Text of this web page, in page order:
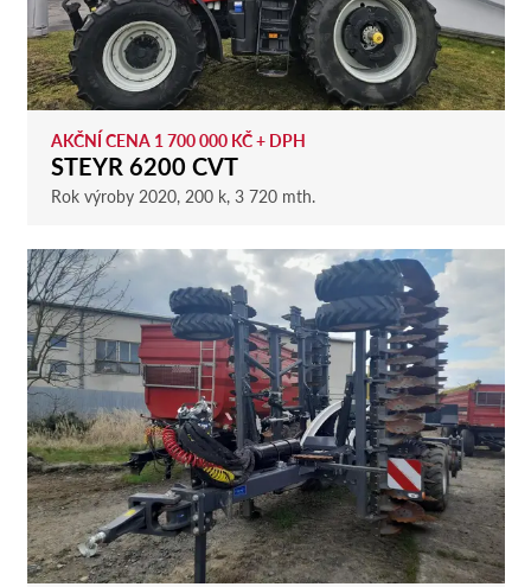
AKČNÍ CENA 1 700 000 KČ + DPH
STEYR 6200 CVT
Rok výroby 2020, 200 k, 3 720 mth.